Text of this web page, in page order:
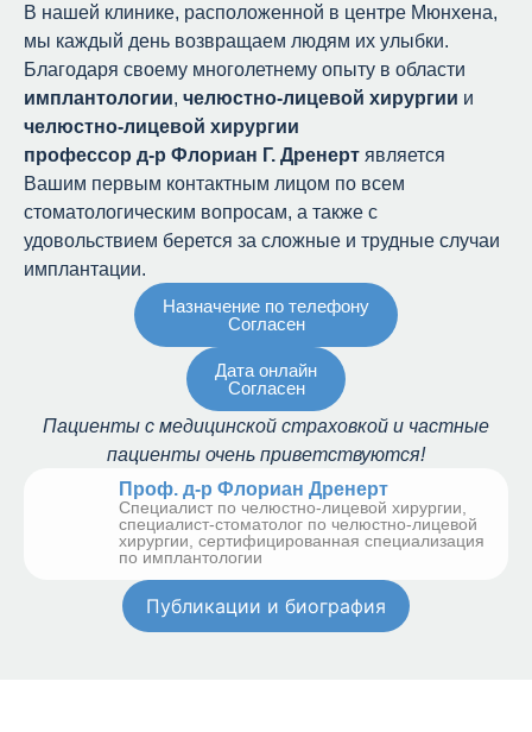
В нашей клинике, расположенной в центре Мюнхена,
мы каждый день возвращаем людям их улыбки.
Благодаря своему многолетнему опыту в области
имплантологии, челюстно-лицевой хирургии и
челюстно-лицевой хирургии
профессор д-р Флориан Г. Дренерт является
Вашим первым контактным лицом по всем
стоматологическим вопросам, а также с
удовольствием берется за сложные и трудные случаи
имплантации.
Назначение по телефону
Согласен
Дата онлайн
Согласен
Пациенты с медицинской страховкой и частные
пациенты очень приветствуются!
Проф. д-р Флориан Дренерт
Специалист по челюстно-лицевой хирургии,
специалист-стоматолог по челюстно-лицевой
хирургии, сертифицированная специализация
по имплантологии
Публикации и биография